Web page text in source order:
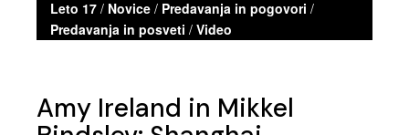
Leto 17 / Novice / Predavanja in pogovori /
Predavanja in posveti /Video
Amy Ireland in Mikkel